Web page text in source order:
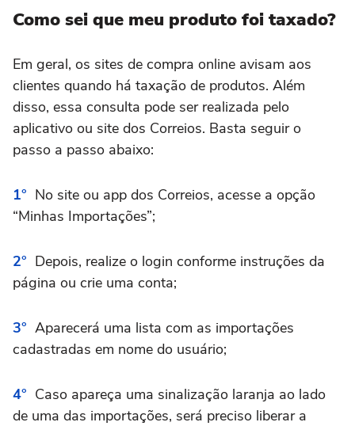
Como sei que meu produto foi taxado?
Em geral, os sites de compra online avisam aos
clientes quando há taxação de produtos. Além
disso, essa consulta pode ser realizada pelo
aplicativo ou site dos Correios. Basta seguir o
passo a passo abaixo:
No site ou app dos Correios, acesse a opção
“Minhas Importações”;
Depois, realize o login conforme instruções da
página ou crie uma conta;
Aparecerá uma lista com as importações
cadastradas em nome do usuário;
Caso apareça uma sinalização laranja ao lado
de uma das importações, será preciso liberar a